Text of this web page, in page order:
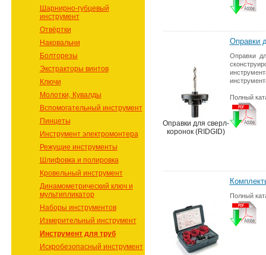
Шарнирно-губцевый
инструмент
Отвёртки
Наковальни
Болторезы
Экстракторы винтов
Ключи
Молотки, Кувалды
Вспомогательный инструмент
Пинцеты
Инструмент электромонтера
Режущие инструменты
Шлифовка и полировка
Кровельный инструмент
Динамометрический ключ и
мультипликатор
Наборы инструментов
Измерительный инструмент
Инструмент для труб
Искробезопасный инструмент
Оправки для сверл-
коронок (RIDGID)
Оправки
Оправки
Полный
Полный